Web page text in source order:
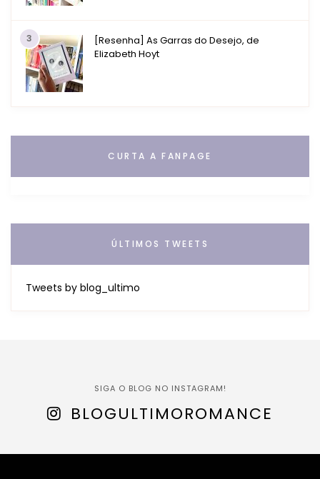
3
[Resenha] As Garras do Desejo, de
Elizabeth Hoyt
CURTA A FANPAGE
ÚLTIMOS TWEETS
Tweets by blog_ultimo
SIGA O BLOG NO INSTAGRAM!
BLOGULTIMOROMANCE